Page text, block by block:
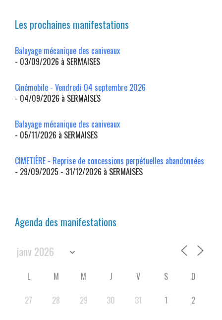
Les prochaines manifestations
Balayage mécanique des caniveaux
- 03/09/2026 à SERMAISES
Cinémobile - Vendredi 04 septembre 2026
- 04/09/2026 à SERMAISES
Balayage mécanique des caniveaux
- 05/11/2026 à SERMAISES
CIMETIÈRE - Reprise de concessions perpétuelles abandonnées
- 29/09/2025 - 31/12/2026 à SERMAISES
Agenda des manifestations
L M M J V S
D
27
28 29 30 31 1 2